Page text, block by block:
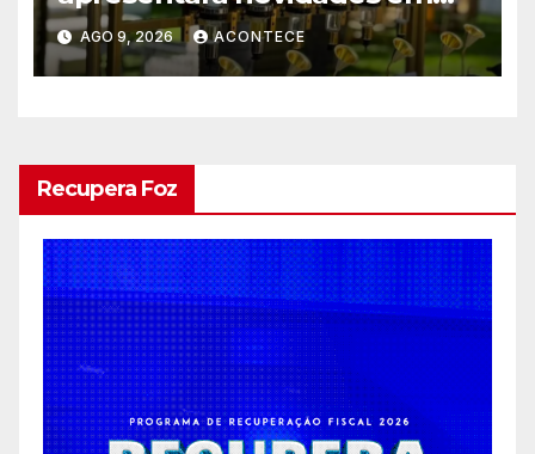
entretenimento para
casamentos e festas de
debutantes
AGO 9, 2026 ACONTECE
Recupera Foz